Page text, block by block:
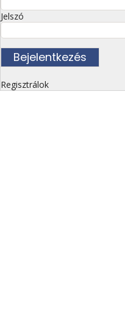
Jelszó
Regisztrálok